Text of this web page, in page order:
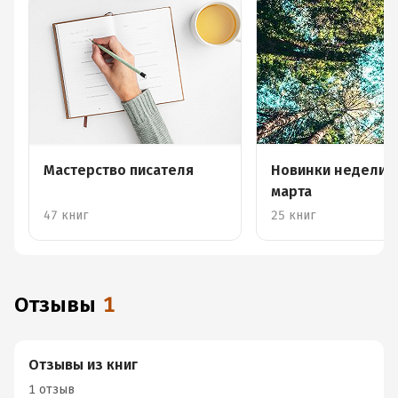
Мастерство писателя
47 книг
Новинки недели
марта
25 книг
Отзывы 1
Отзывы из книг
1 отзыв